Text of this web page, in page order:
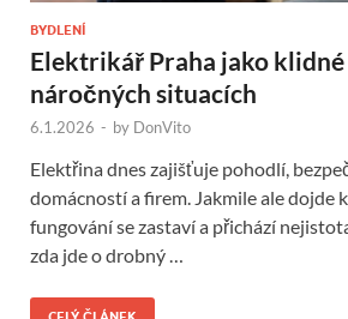
BYDLENÍ
Elektrikář Praha jako klidné
náročných situacích
6.1.2026 - by DonVito
Elektřina dnes zajišťuje pohodlí,
domácností a firem. Jakmile ale dojde
fungování se zastaví a přichází
zda jde o drobný …